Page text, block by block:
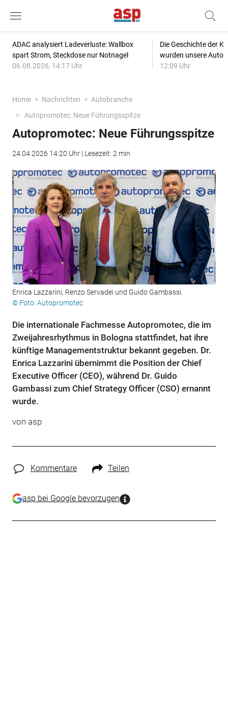
ADAC analysiert Ladeverluste: Wallbox
spart Strom, Steckdose nur Notnagel
06.08.2026, 14:17 Uhr
Die Geschichte der
wurden unsere
12:09 Uhr
Home Nachrichten
Autobranche
Autopromotec: Neue Führungsspitze
Autopromotec: Neue Führungsspitze
24.04.2026 14:20 Uhr | Lesezeit: 2 min
Enrica Lazzarini, Renzo Servadei und Guido Gambassi.
© Foto: Autopromotec
Die internationale Fachmesse Autopromotec, die im
Zweijahresrhythmus in Bologna stattfindet, hat ihre
künftige Managementstruktur bekannt gegeben. Dr.
Enrica Lazzarini übernimmt die Position der Chief
Executive Officer (CEO), während Dr. Guido
Gambassi zum Chief Strategy Officer (CSO) ernannt
wurde.
von asp
Kommentare Teilen
asp bei Google bevorzugen